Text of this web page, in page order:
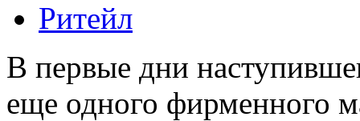
Ритейл
В первые дни
еще одного фирменного